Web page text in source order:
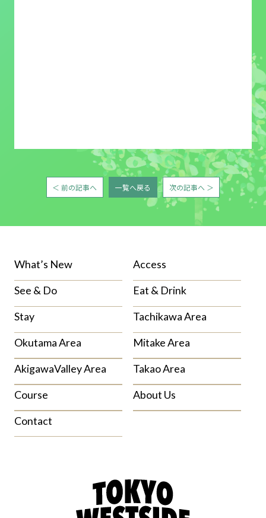
＜ 前の記事へ 一覧へ戻る 次の記事へ ＞
What’s New
Access
See & Do
Eat & Drink
Stay
Tachikawa Area
Okutama Area
Mitake Area
AkigawaValley Area
Takao Area
Course
About Us
Contact